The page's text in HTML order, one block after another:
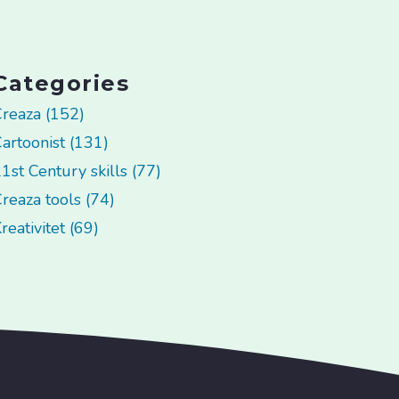
(152)
(131)
Century skills (77)
tools (74)
(69)